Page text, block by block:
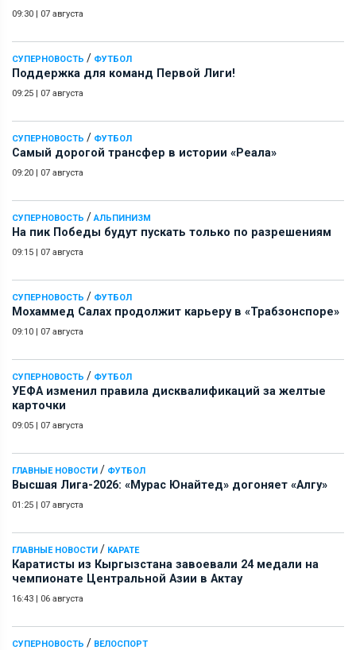
09:30 | 07 августа
СУПЕРНОВОСТЬ / ФУТБОЛ
Поддержка для команд Первой Лиги!
09:25 | 07 августа
СУПЕРНОВОСТЬ / ФУТБОЛ
Самый дорогой трансфер в истории «Реала»
09:20 | 07 августа
СУПЕРНОВОСТЬ / АЛЬПИНИЗМ
На пик Победы будут пускать только по разрешениям
09:15 | 07 августа
СУПЕРНОВОСТЬ / ФУТБОЛ
Мохаммед Салах продолжит карьеру в «Трабзонспоре»
09:10 | 07 августа
СУПЕРНОВОСТЬ / ФУТБОЛ
УЕФА изменил правила дисквалификаций за желтые
карточки
09:05 | 07 августа
ГЛАВНЫЕ НОВОСТИ / ФУТБОЛ
Высшая Лига-2026: «Мурас Юнайтед» догоняет «Алгу»
01:25 | 07 августа
ГЛАВНЫЕ НОВОСТИ / КАРАТЕ
Каратисты из Кыргызстана завоевали 24 медали на
чемпионате Центральной Азии в Актау
16:43 | 06 августа
СУПЕРНОВОСТЬ / ВЕЛОСПОРТ